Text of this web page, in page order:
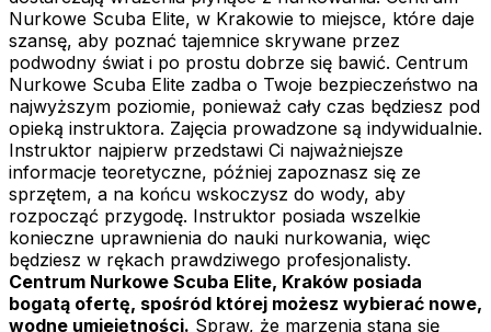
Nurkowe Scuba Elite, w Krakowie to miejsce, które daje
szansę, aby poznać tajemnice skrywane przez
podwodny świat i po prostu dobrze się bawić. Centrum
Nurkowe Scuba Elite zadba o Twoje bezpieczeństwo na
najwyższym poziomie, ponieważ cały czas będziesz pod
opieką instruktora. Zajęcia prowadzone są indywidualnie.
Instruktor najpierw przedstawi Ci najważniejsze
informacje teoretyczne, później zapoznasz się ze
sprzętem, a na końcu wskoczysz do wody, aby
rozpocząć przygodę. Instruktor posiada wszelkie
konieczne uprawnienia do nauki nurkowania, więc
będziesz w rękach prawdziwego profesjonalisty.
Centrum Nurkowe Scuba Elite, Kraków posiada
bogatą ofertę, spośród której możesz wybierać nowe,
wodne umiejętności. Spraw, że marzenia staną się